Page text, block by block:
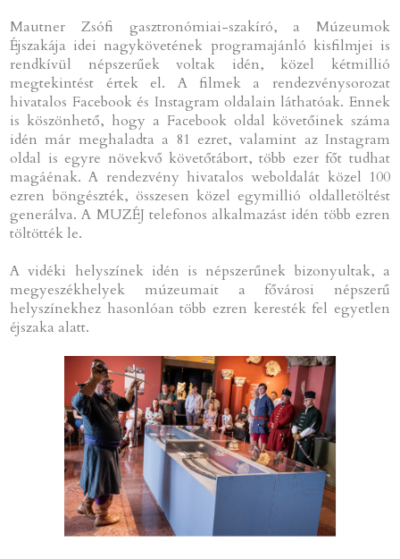
Mautner Zsófi gasztronómiai-szakíró, a Múzeumok
Éjszakája idei nagykövetének programajánló kisfilmjei is
rendkívül népszerűek voltak idén, közel kétmillió
megtekintést értek el. A filmek a rendezvénysorozat
hivatalos Facebook és Instagram oldalain láthatóak. Ennek
is köszönhető, hogy a Facebook oldal követőinek száma
idén már meghaladta a 81 ezret, valamint az Instagram
oldal is egyre növekvő követőtábort, több ezer főt tudhat
magáénak. A rendezvény hivatalos weboldalát közel 100
ezren böngészték, összesen közel egymillió oldalletöltést
generálva. A MUZÉJ telefonos alkalmazást idén több ezren
töltötték le.
A vidéki helyszínek idén is népszerűnek bizonyultak, a
megyeszékhelyek múzeumait a fővárosi népszerű
helyszínekhez hasonlóan több ezren keresték fel egyetlen
éjszaka alatt.